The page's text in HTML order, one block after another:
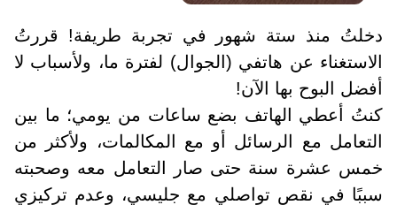
دخلتُ منذ ستة شهور في تجربة طريفة! قررتُ
الاستغناء عن هاتفي (الجوال) لفترة ما، ولأسباب لا
أفضل البوح بها الآن!
كنتُ أعطي الهاتف بضع ساعات من يومي؛ ما بين
التعامل مع الرسائل أو مع المكالمات، ولأكثر من
خمس عشرة سنة حتى صار التعامل معه وصحبته
سببًا في نقص تواصلي مع جليسي، وعدم تركيزي